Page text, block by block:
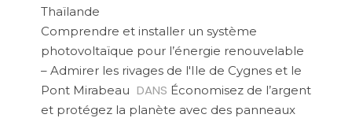
Thaïlande
Comprendre et installer un système
photovoltaïque pour l’énergie renouvelable
– Admirer les rivages de l'Ile de Cygnes et le
Pont Mirabeau DANS Économisez de l’argent
et protégez la planète avec des panneaux